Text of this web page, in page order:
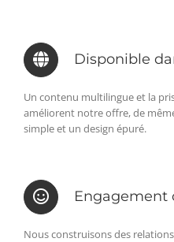
Disponible
Un contenu multilingue et la
améliorent notre offre, de
simple et un design épuré.
Engagement
Nous construisons des